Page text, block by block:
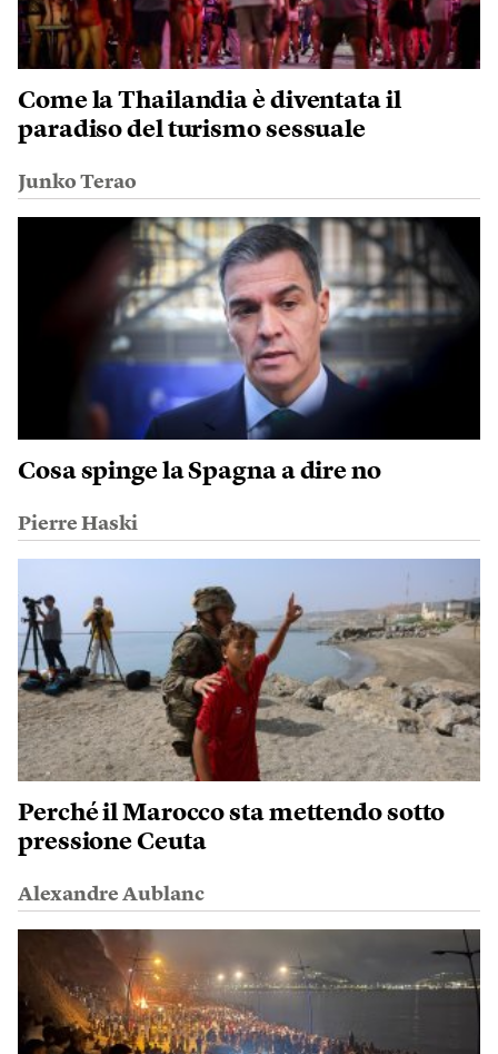
Come la Thailandia è diventata il
paradiso del turismo sessuale
Junko Terao
Cosa spinge la Spagna a dire no
Pierre Haski
Perché il Marocco sta mettendo sotto
pressione Ceuta
Alexandre Aublanc